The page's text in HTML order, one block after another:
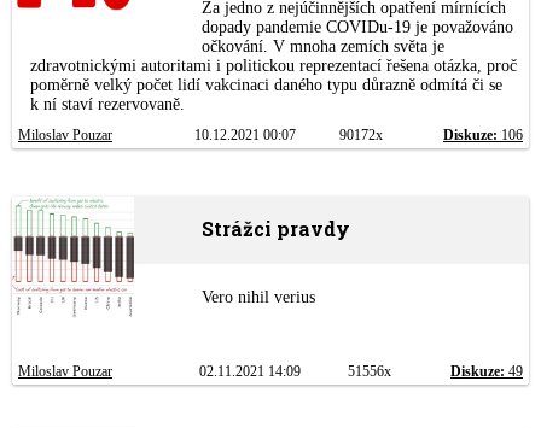
Za jedno z nejúčinnějších opatření mírnících
dopady pandemie COVIDu-19 je považováno
očkování. V mnoha zemích světa je
zdravotnickými autoritami i politickou reprezentací řešena otázka, proč
poměrně velký počet lidí vakcinaci daného typu důrazně odmítá či se
k ní staví rezervovaně.
Miloslav Pouzar 10.12.2021 00:07 90172x Diskuze: 106
Strážci pravdy
Vero nihil verius
Miloslav Pouzar 02.11.2021 14:09 51556x Diskuze: 49